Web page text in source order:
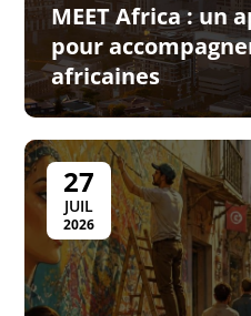
MEET Africa : un
pour
africaines
27
JUIL
2026